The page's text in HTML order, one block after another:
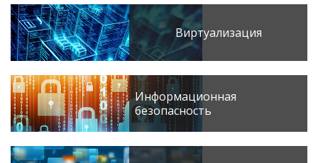
Виртуализация
Информационная
безопасность